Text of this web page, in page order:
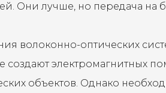
Они лучше, но передача
волоконно-оптических
создают электромагнитных
объектов. Однако